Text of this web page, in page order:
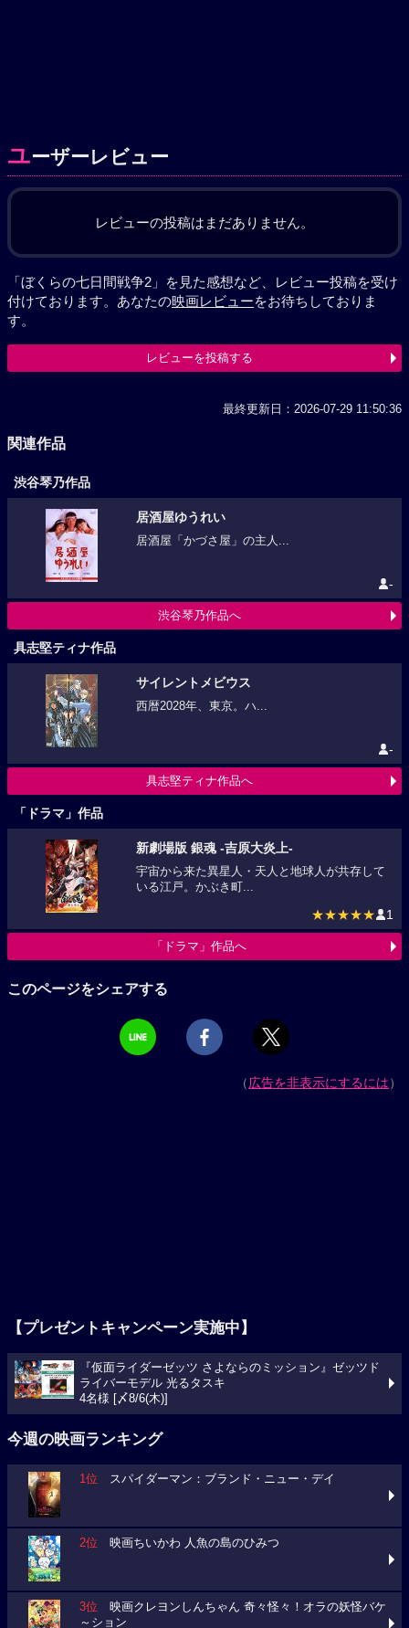
ユーザーレビュー
レビューの投稿はまだありません。
「ぼくらの七日間戦争2」を見た感想など、レビュー投稿を受け
付けております。あなたの映画レビューをお待ちしておりま
す。
レビューを投稿する
最終更新日：2026-07-29 11:50:36
関連作品
渋谷琴乃作品
居酒屋ゆうれい
居酒屋「かづさ屋」の主人...
-
渋谷琴乃作品へ
具志堅ティナ作品
サイレントメビウス
西暦2028年、東京。ハ...
-
具志堅ティナ作品へ
「ドラマ」作品
新劇場版 銀魂 -吉原大炎上-
宇宙から来た異星人・天人と地球人が共存して
いる江戸。かぶき町...
★★★★★ 1
「ドラマ」作品へ
このページをシェアする
（広告を非表示にするには）
【プレゼントキャンペーン実施中】
『仮面ライダーゼッツ さよならのミッション』ゼッツド
ライバーモデル 光るタスキ
4名様 [〆8/6(木)]
今週の映画ランキング
1位 スパイダーマン：ブランド・ニュー・デイ
2位 映画ちいかわ 人魚の島のひみつ
3位 映画クレヨンしんちゃん 奇々怪々！オラの妖怪バケ
～ション